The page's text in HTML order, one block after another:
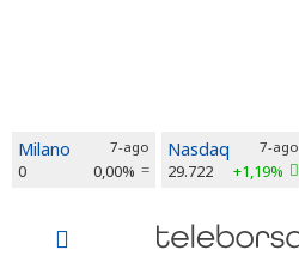
Milano 7-ago
0 0,00%
Nasdaq 7-ago
29.722 +1,19%